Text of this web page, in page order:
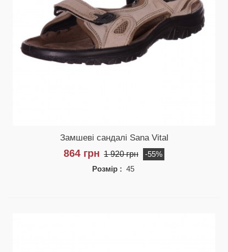
Замшеві сандалі Sana Vital
864 грн 1 920 грн
-55%
Розмір : 45